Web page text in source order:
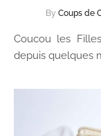
By Coups de
Coucou les
depuis quelques